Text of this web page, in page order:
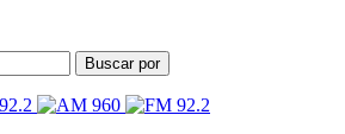
Buscar por